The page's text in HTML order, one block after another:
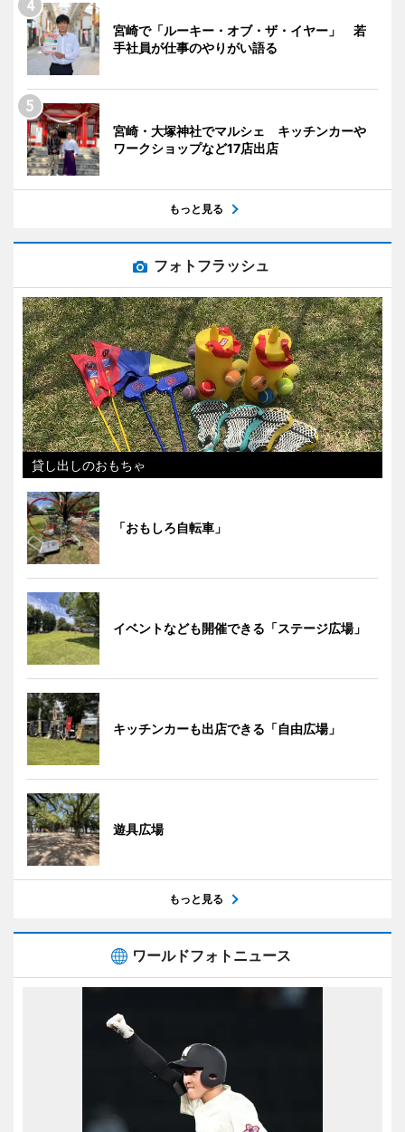
宮崎で「ルーキー・オブ・ザ・イヤー」 若
手社員が仕事のやりがい語る
宮崎・大塚神社でマルシェ キッチンカーや
ワークショップなど17店出店
もっと見る
フォトフラッシュ
貸し出しのおもちゃ
「おもしろ自転車」
イベントなども開催できる「ステージ広場」
キッチンカーも出店できる「自由広場」
遊具広場
もっと見る
ワールドフォトニュース